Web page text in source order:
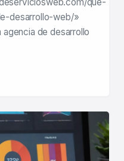
desarrollo-web/»
de desarrollo